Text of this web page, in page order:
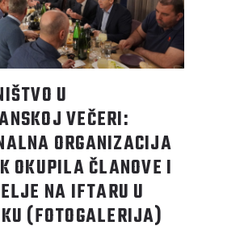
U
VEČERI:
ORGANIZACIJA
OKUPILA ČLANOVE I
NA IFTARU U
(FOTOGALERIJA)